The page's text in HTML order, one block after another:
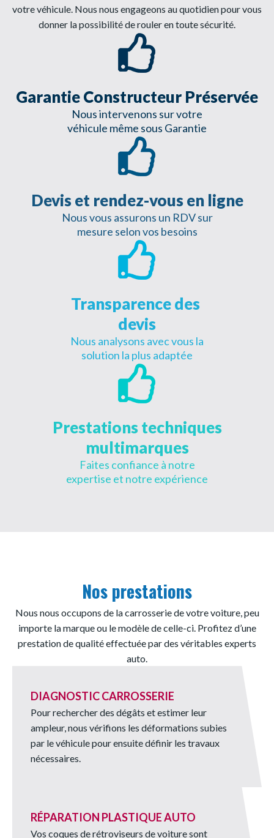
votre véhicule. Nous nous engageons au quotidien pour vous
donner la possibilité de rouler en toute sécurité.
Garantie Constructeur Préservée
Nous intervenons sur votre
véhicule même sous Garantie
Devis et rendez-vous en ligne
Nous vous assurons un RDV sur
mesure selon vos besoins
Transparence des
devis
Nous analysons avec vous la
solution la plus adaptée
Prestations techniques
multimarques
Faites confiance à notre
expertise et notre expérience
Nos prestations
Nous nous occupons de la carrosserie de votre voiture, peu
importe la marque ou le modèle de celle-ci. Profitez d’une
prestation de qualité effectuée par des véritables experts
auto.
DIAGNOSTIC CARROSSERIE
Pour rechercher des dégâts et estimer leur
ampleur, nous vérifions les déformations subies
par le véhicule pour ensuite définir les travaux
nécessaires.
RÉPARATION PLASTIQUE AUTO
Vos coques de rétroviseurs de voiture sont